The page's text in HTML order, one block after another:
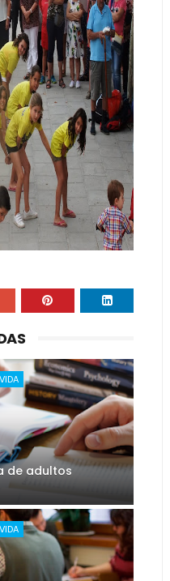
de adultos